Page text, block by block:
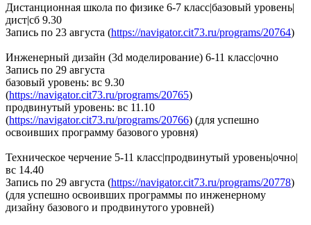
Дистанционная школа по физике 6-7 класс|базовый уровень|
дист|сб 9.30
Запись по 23 августа (https://navigator.cit73.ru/programs/20764)
Инженерный дизайн (3d моделирование) 6-11 класс|очно
Запись по 29 августа
базовый уровень: вс 9.30
(https://navigator.cit73.ru/programs/20765)
продвинутый уровень: вс 11.10
(https://navigator.cit73.ru/programs/20766) (для успешно
освоивших программу базового уровня)
Техническое черчение 5-11 класс|продвинутый уровень|очно|
вс 14.40
Запись по 29 августа (https://navigator.cit73.ru/programs/20778)
(для успешно освоивших программы по инженерному
дизайну базового и продвинутого уровней)